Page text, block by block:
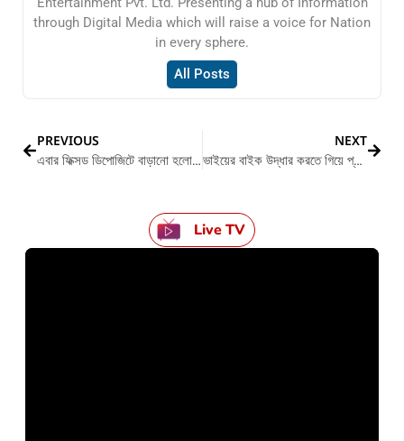
through Digital Media which will raise a voice for Nation
in every sphere.
All Posts
PREVIOUS
এবার ফিক্সড ডিপোজিটে বাড়ানো হলো সুদের হার
NEXT
ভাইয়ের বাইক উদ্ধার করতে গিয়ে প্রাণ হারালো দাদা
Live TV